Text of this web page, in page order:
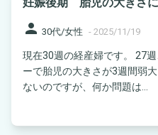
妊娠後期 胎児の大きさ
person 30代/女性 - 2025/11/19
現在30週の経産婦です。 27
ーで胎児の大きさが3週間弱
ないのですが、何か問題は...